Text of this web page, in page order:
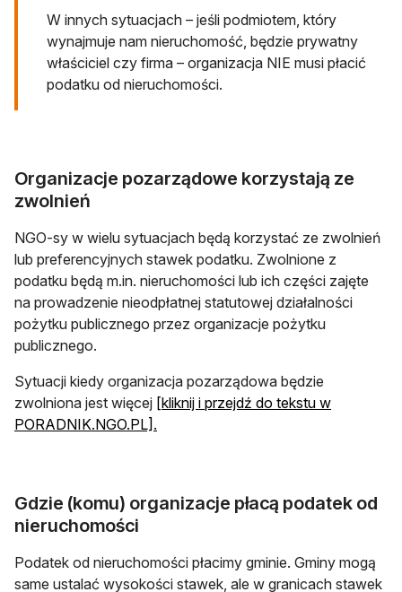
W innych sytuacjach – jeśli podmiotem, który
wynajmuje nam nieruchomość, będzie prywatny
właściciel czy firma – organizacja NIE musi płacić
podatku od nieruchomości.
Organizacje pozarządowe korzystają ze
zwolnień
NGO-sy w wielu sytuacjach będą korzystać ze zwolnień
lub preferencyjnych stawek podatku. Zwolnione z
podatku będą m.in. nieruchomości lub ich części zajęte
na prowadzenie nieodpłatnej statutowej działalności
pożytku publicznego przez organizacje pożytku
publicznego.
Sytuacji kiedy organizacja pozarządowa będzie
zwolniona jest więcej [kliknij i przejdź do tekstu w
PORADNIK.NGO.PL].
Gdzie (komu) organizacje płacą podatek od
nieruchomości
Podatek od nieruchomości płacimy gminie. Gminy mogą
same ustalać wysokości stawek, ale w granicach stawek